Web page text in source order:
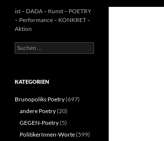
ist – DADA – Kunst – POETRY
– Performance – KONKRET –
Aktion
Suchen
nach:
KATEGORIEN
Brunopoliks Poetry(697)
andere Poetry(20)
GEGEN-Poetry(5)
PolitikerInnen-Worte(599)